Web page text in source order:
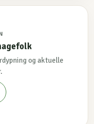
og aktuelle